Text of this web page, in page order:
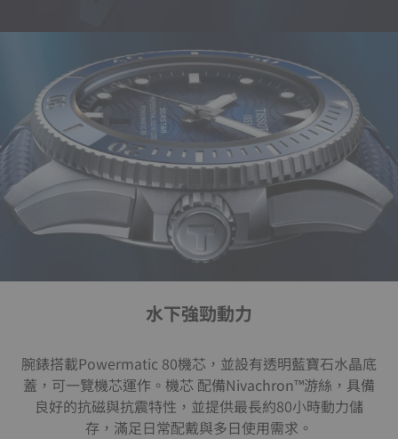
水下強勁動力
腕錶搭載Powermatic 80機芯，並設有透明藍寶石水晶底
蓋，可一覽機芯運作。機芯 配備Nivachron™游絲，具備
良好的抗磁與抗震特性，並提供最長約80小時動力儲
存，滿足日常配戴與多日使用需求。